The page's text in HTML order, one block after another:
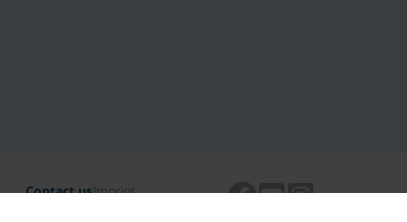
Contact usImprint